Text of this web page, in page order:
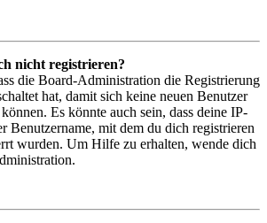
nicht registrieren?
die Board-Administration die Registrierung
hat, damit sich keine neuen Benutzer
Es könnte auch sein, dass deine IP-
Benutzername, mit dem du dich registrieren
wurden. Um Hilfe zu erhalten, wende dich